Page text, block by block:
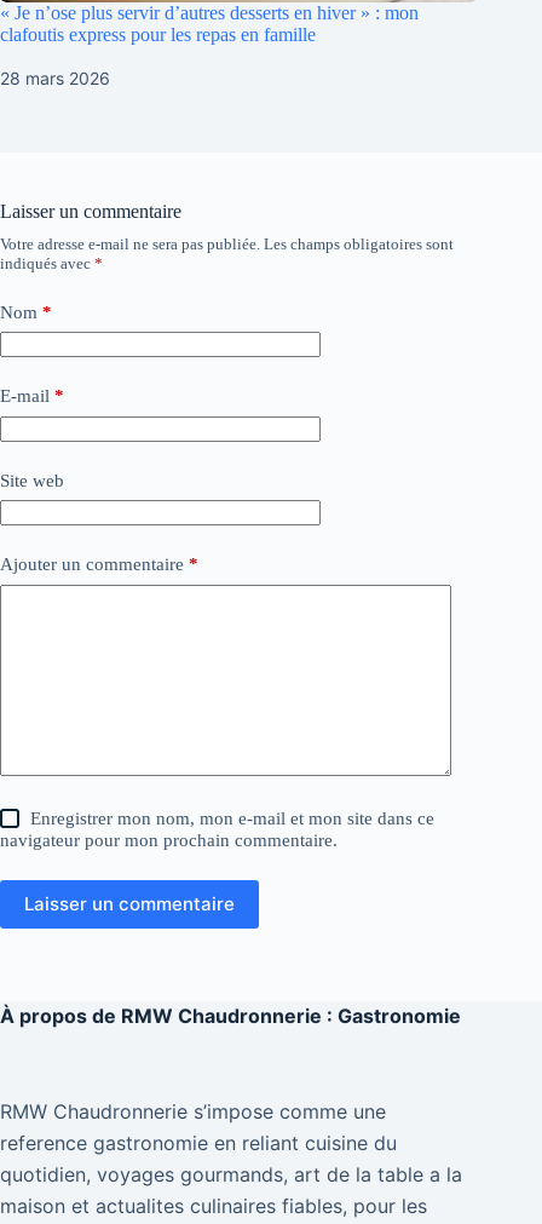
« Je n’ose plus servir d’autres desserts en hiver » : mon
clafoutis express pour les repas en famille
28 mars 2026
Laisser un commentaire
Votre adresse e-mail ne sera pas publiée. Les champs obligatoires sont
indiqués avec *
Nom *
E-mail *
Site web
Ajouter un commentaire *
Enregistrer mon nom, mon e-mail et mon site dans ce
navigateur pour mon prochain commentaire.
Laisser un commentaire
À propos de RMW Chaudronnerie : Gastronomie
RMW Chaudronnerie s’impose comme une
reference gastronomie en reliant cuisine du
quotidien, voyages gourmands, art de la table a la
maison et actualites culinaires fiables, pour les